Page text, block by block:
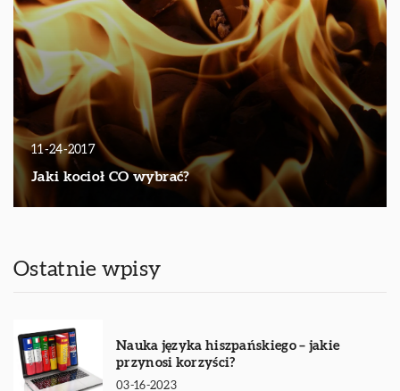
11-24-2017
Jaki kocioł CO wybrać?
Ostatnie wpisy
Nauka języka hiszpańskiego – jakie
przynosi korzyści?
03-16-2023